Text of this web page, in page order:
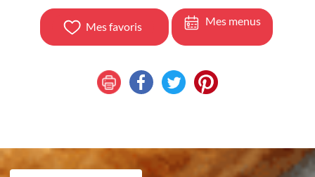
Mes favoris Mes menus